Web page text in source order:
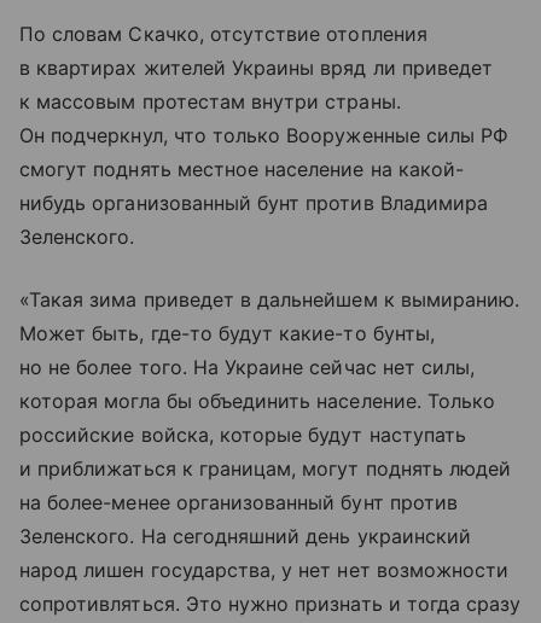
По словам Скачко, отсутствие отопления
в квартирах жителей Украины вряд ли приведет
к массовым протестам внутри страны.
Он подчеркнул, что только Вооруженные силы РФ
смогут поднять местное население на какой-
нибудь организованный бунт против Владимира
Зеленского.
«Такая зима приведет в дальнейшем к вымиранию.
Может быть, где-то будут какие-то бунты,
но не более того. На Украине сейчас нет силы,
которая могла бы объединить население. Только
российские войска, которые будут наступать
и приближаться к границам, могут поднять людей
на более-менее организованный бунт против
Зеленского. На сегодняшний день украинский
народ лишен государства, у нет нет возможности
сопротивляться. Это нужно признать и тогда сразу